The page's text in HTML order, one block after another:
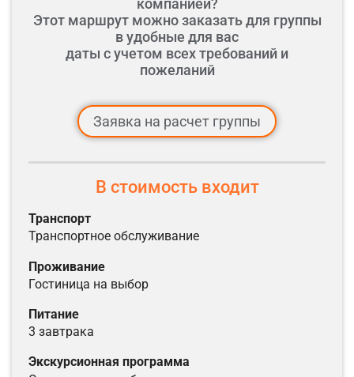
Этот маршрут можно заказать для группы
в удобные для вас
даты с учетом всех требований и
пожеланий
Заявка на расчет группы
В стоимость входит
транспорт
транспортное обслуживание
проживание
гостиница на выбор
питание
3 завтрака
экскурсионная программа